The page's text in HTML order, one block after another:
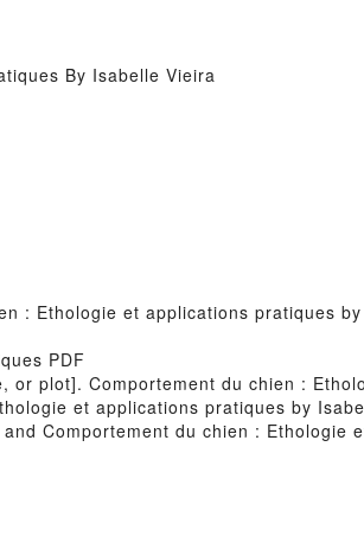
By Isabelle Vieira
: Ethologie et applications pratiques
PDF
plot]. Comportement du chien :
et applications pratiques by
Comportement du chien : Ethologie